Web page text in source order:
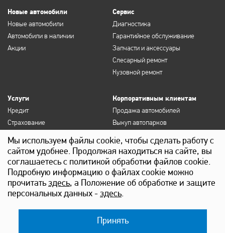
Новые автомобили
Новые автомобили
Автомобили в наличии
Акции
Сервис
Диагностика
Гарантийное обслуживание
Запчасти и аксессуары
Слесарный ремонт
Кузовной ремонт
Услуги
Кредит
Страхование
КАСКО
Выкуп
Детейлинг
Корпоративным клиентам
Продажа автомобилей
Выкуп автопарков
Лизинг
Мы используем файлы cookie, чтобы сделать работу с
сайтом удобнее. Продолжая находиться на сайте, вы
соглашаетесь с политикой обработки файлов cookie.
Подробную информацию о файлах cookie можно
прочитатьздесь, а Положение об обработке и защите
персональных данных - здесь.
Принять